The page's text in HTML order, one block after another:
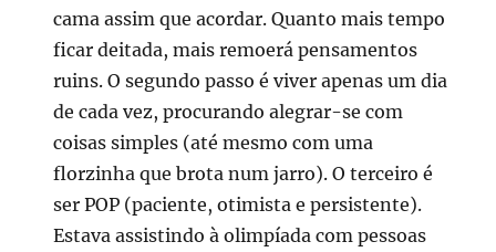
cama assim que acordar. Quanto mais tempo
ficar deitada, mais remoerá pensamentos
ruins. O segundo passo é viver apenas um dia
de cada vez, procurando alegrar-se com
coisas simples (até mesmo com uma
florzinha que brota num jarro). O terceiro é
ser POP (paciente, otimista e persistente).
Estava assistindo à olimpíada com pessoas